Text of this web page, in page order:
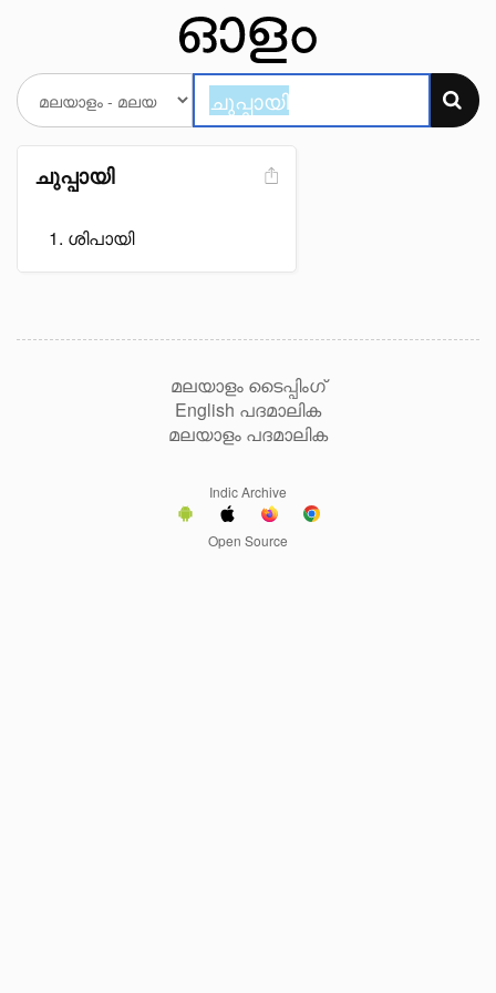
ചുപ്പായി
ശിപായി
മലയാളം ടൈപ്പിംഗ്
English പദമാലിക
മലയാളം പദമാലിക
Indic Archive
Open Source